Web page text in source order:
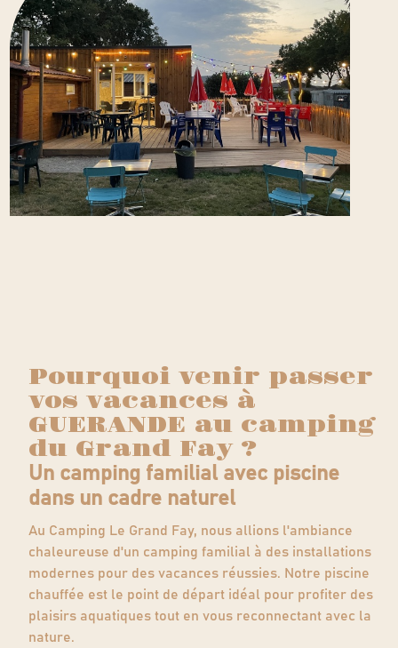
Pourquoi venir passer
vos vacances à
GUERANDE au camping
du Grand Fay ?
Un camping familial avec piscine
dans un cadre naturel
Au Camping Le Grand Fay, nous allions l'ambiance
chaleureuse d'un camping familial à des installations
modernes pour des vacances réussies. Notre piscine
chauffée est le point de départ idéal pour profiter des
plaisirs aquatiques tout en vous reconnectant avec la
nature.